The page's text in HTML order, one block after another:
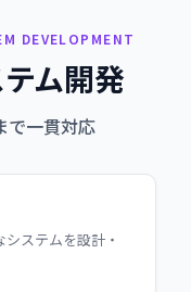
DEVELOPMENT
ム開発
で一貫対応
ステムを設計・